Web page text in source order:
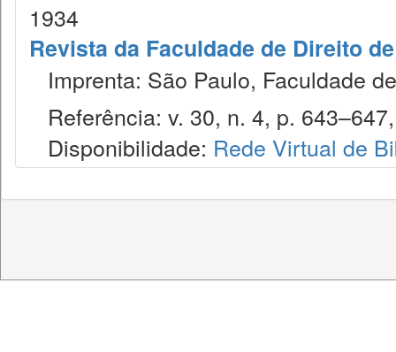
1934
Revista da Faculdade de Direito
Imprenta: São Paulo, Faculdade
Referência: v. 30, n. 4, p.
Disponibilidade: Rede Virtual de